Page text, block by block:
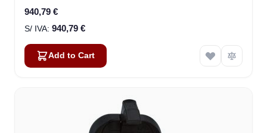
940,79 €
940,79 €
Add to Cart